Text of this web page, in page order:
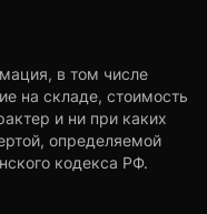
в том числе
на складе, стоимость
и ни при каких
определяемой
кодекса РФ.